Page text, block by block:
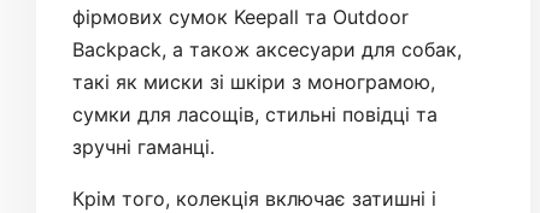
фірмових сумок Keepall та Outdoor
Backpack, а також аксесуари для собак,
такі як миски зі шкіри з монограмою,
сумки для ласощів, стильні повідці та
зручні гаманці.
Крім того, колекція включає затишні і